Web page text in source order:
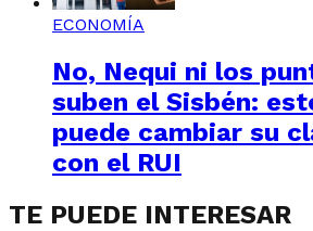
ECONOMÍA
No, Nequi ni los
suben el Sisbén:
puede cambiar su
con el RUI
TE PUEDE INTERESAR